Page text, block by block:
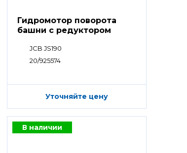
Гидромотор поворота
башни с редуктором
JCB JS190
20/925574
Уточняйте цену
В наличии